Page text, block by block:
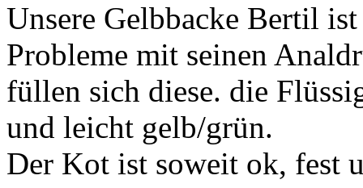
Unsere Gelbbacke Bertil
Probleme mit seinen
füllen sich diese. die
und leicht gelb/grün.
Der Kot ist soweit ok, fest